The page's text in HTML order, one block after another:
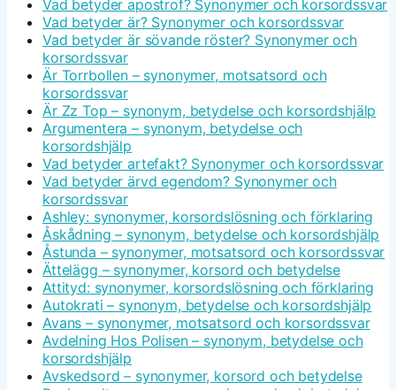
Vad betyder apostrof? Synonymer och korsordssvar
Vad betyder är? Synonymer och korsordssvar
Vad betyder är sövande röster? Synonymer och
korsordssvar
Är Torrbollen – synonymer, motsatsord och
korsordssvar
Är Zz Top – synonym, betydelse och korsordshjälp
Argumentera – synonym, betydelse och
korsordshjälp
Vad betyder artefakt? Synonymer och korsordssvar
Vad betyder ärvd egendom? Synonymer och
korsordssvar
Ashley: synonymer, korsordslösning och förklaring
Åskådning – synonym, betydelse och korsordshjälp
Åstunda – synonymer, motsatsord och korsordssvar
Ättelägg – synonymer, korsord och betydelse
Attityd: synonymer, korsordslösning och förklaring
Autokrati – synonym, betydelse och korsordshjälp
Avans – synonymer, motsatsord och korsordssvar
Avdelning Hos Polisen – synonym, betydelse och
korsordshjälp
Avskedsord – synonymer, korsord och betydelse